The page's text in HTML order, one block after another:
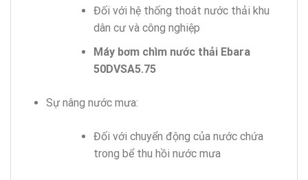
Đối với hệ thống thoát nước thải khu
dân cư và công nghiệp
Máy bơm chìm nước thải Ebara
50DVSA5.75
Sự nâng nước mưa:
Đối với chuyển động của nước chứa
trong bể thu hồi nước mưa